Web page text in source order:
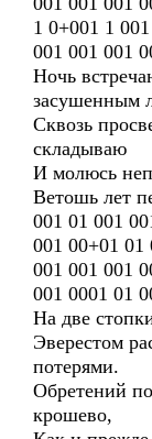
1 0+001 1
001 001 001
Ночь
засушенным
Сквозь
складываю
И молюсь
Ветошь лет
001 01 001
001 00+01 01
001 001 001
001 0001 01
На две
Эверестом
потерями.
Обретений
крошево,